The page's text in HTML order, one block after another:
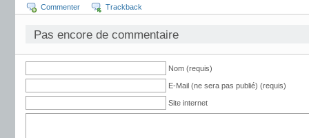
Commenter Trackback
Pas encore de commentaire
Nom (requis)
E-Mail (ne sera pas publié) (requis)
Site internet